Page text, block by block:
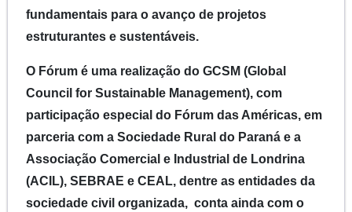
fundamentais para o avanço de projetos
estruturantes e sustentáveis.
O Fórum é uma realização do GCSM (Global
Council for Sustainable Management), com
participação especial do Fórum das Américas, em
parceria com a Sociedade Rural do Paraná e a
Associação Comercial e Industrial de Londrina
(ACIL), SEBRAE e CEAL, dentre as entidades da
sociedade civil organizada, conta ainda com o